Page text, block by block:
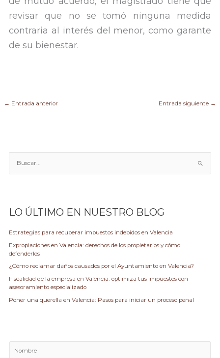
revisar que no se tomó ninguna medida
contraria al interés del menor, como garante
de su bienestar.
← Entrada anterior Entrada siguiente →
r
o
r
LO ÚLTIMO EN NUESTRO BLOG
Estrategias para recuperar impuestos indebidos en Valencia
Expropiaciones en Valencia: derechos de los propietarios y cómo
defenderlos
¿Cómo reclamar daños causados por el Ayuntamiento en Valencia?
Fiscalidad de la empresa en Valencia: optimiza tus impuestos con
asesoramiento especializado
Poner una querella en Valencia: Pasos para iniciar un proceso penal